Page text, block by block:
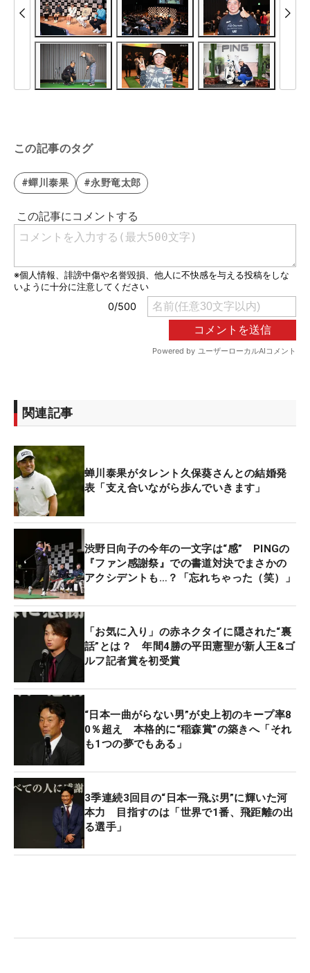
この記事のタグ
#蟬川泰果 #永野竜太郎
関連記事
蝉川泰果がタレント久保葵さんとの結婚発
表「支え合いながら歩んでいきます」
渋野日向子の今年の一文字は“感” PINGの
『ファン感謝祭』での書道対決でまさかの
アクシデントも…？「忘れちゃった（笑）」
「お気に入り」の赤ネクタイに隠された“裏
話”とは？ 年間4勝の平田憲聖が新人王&ゴ
ルフ記者賞を初受賞
“日本一曲がらない男”が史上初のキープ率8
0％超え 本格的に“稲森賞”の築きへ「それ
も1つの夢でもある」
3季連続3回目の“日本一飛ぶ男”に輝いた河
本力 目指すのは「世界で1番、飛距離の出
る選手」